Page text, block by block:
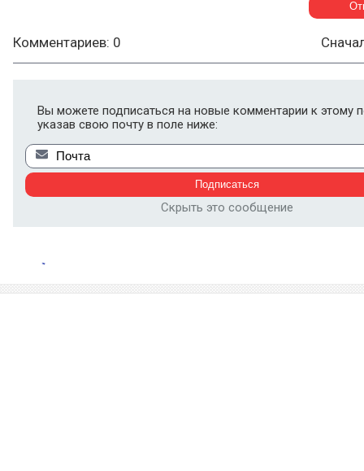
Комментариев: 0
Вы можете подписаться на новые комментарии к этому
указав свою почту в поле ниже:
Скрыть это сообщение